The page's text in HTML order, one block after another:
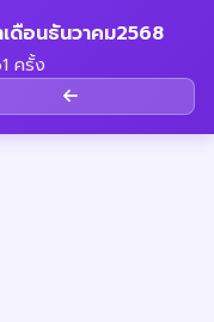
ดือนธันวาคม2568
ครั้ง